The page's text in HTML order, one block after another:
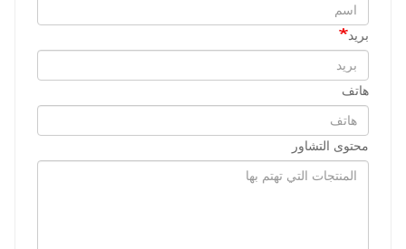
بريد
هاتف
محتوى التشاور